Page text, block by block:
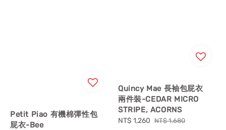
Petit Piao 有機棉彈性包
屁衣-Bee
Quincy Mae 長袖包屁衣
兩件裝-CEDAR MICRO
STRIPE, ACORNS
Sale
NT$ 1,260 Regular
NT$ 1,680